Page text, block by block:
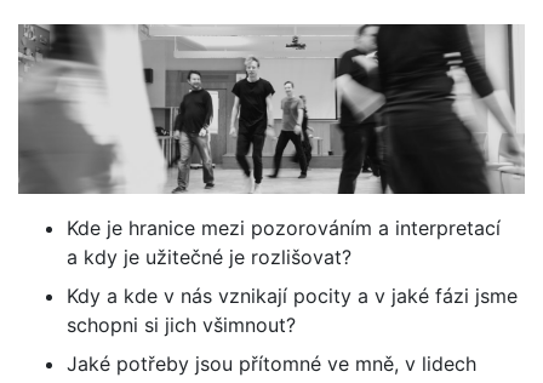
Kde je hranice mezi pozorováním a interpretací
a kdy je užitečné je rozlišovat?
Kdy a kde v nás vznikají pocity a v jaké fázi jsme
schopni si jich všimnout?
Jaké potřeby jsou přítomné ve mně, v lidech